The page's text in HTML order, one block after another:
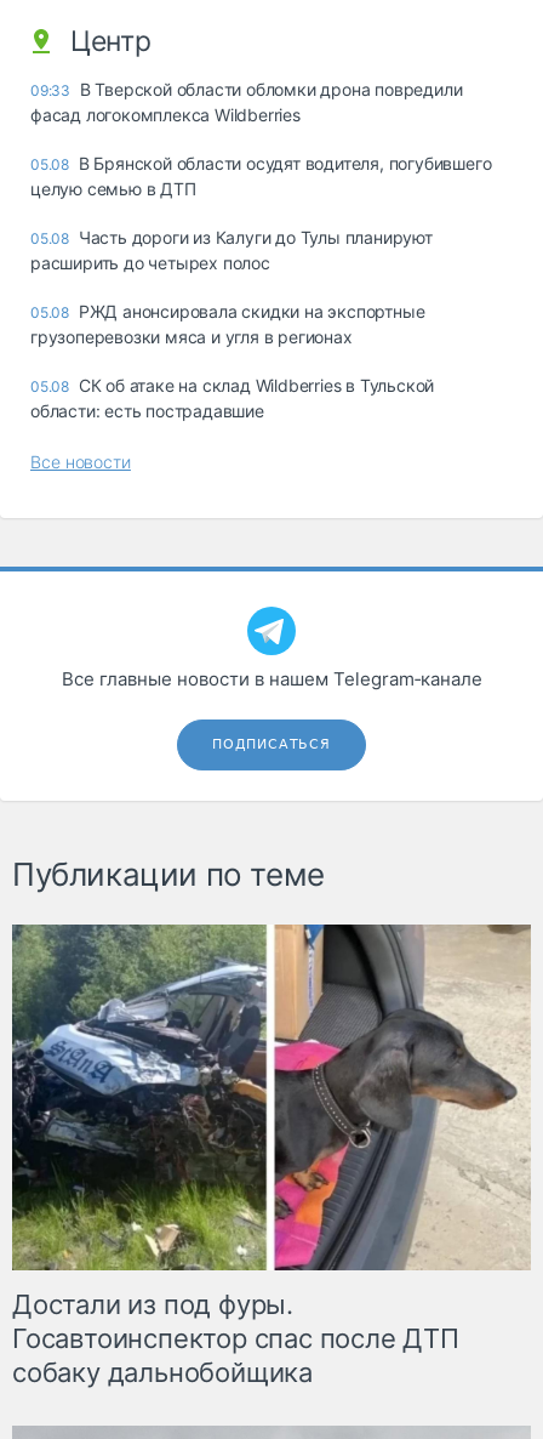
Центр
09:33
В Тверской области обломки дрона повредили
фасад логокомплекса Wildberries
05.08 В Брянской области осудят водителя, погубившего
целую семью в ДТП
05.08 Часть дороги из Калуги до Тулы планируют
расширить до четырех полос
05.08 РЖД анонсировала скидки на экспортные
грузоперевозки мяса и угля в регионах
05.08 СК об атаке на склад Wildberries в Тульской
области: есть пострадавшие
Все новости
Все главные новости в нашем Telegram‑канале
ПОДПИСАТЬСЯ
Публикации по теме
Достали из под фуры.
Госавтоинспектор спас после ДТП
собаку дальнобойщика